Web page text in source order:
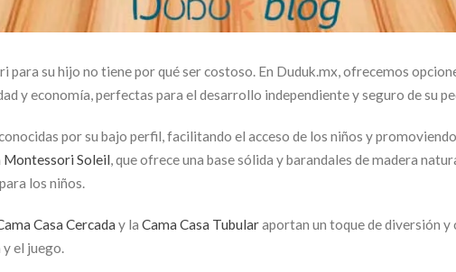
para su hijo no tiene por qué ser costoso. En Duduk.mx, ofrecemos
y economía, perfectas para el desarrollo independiente y seguro de su
por su bajo perfil, facilitando el acceso de los niños y
Montessori Soleil , que ofrece una base sólida y barandales de madera
los niños.
Casa Cercada y la Cama Casa Tubularaportan un toque de diversión
el juego.